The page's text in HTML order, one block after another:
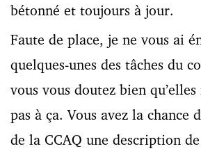
bétonné et toujours à jour.
Faute de place, je ne vous ai
quelques-unes des tâches du
vous vous doutez bien
pas à ça. Vous avez la chance
de la CCAQ une description